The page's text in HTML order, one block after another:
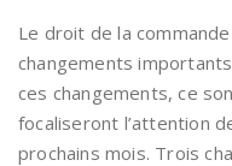
Le droit de la
changements
ces changements, ce
focaliseront l’attention
prochains mois. Trois